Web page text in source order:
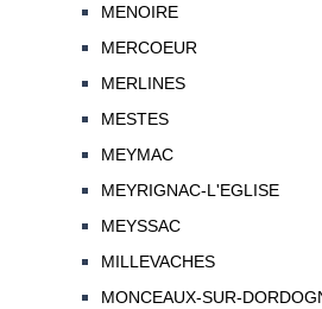
MENOIRE
MERCOEUR
MERLINES
MESTES
MEYMAC
MEYRIGNAC-L'EGLISE
MEYSSAC
MILLEVACHES
MONCEAUX-SUR-